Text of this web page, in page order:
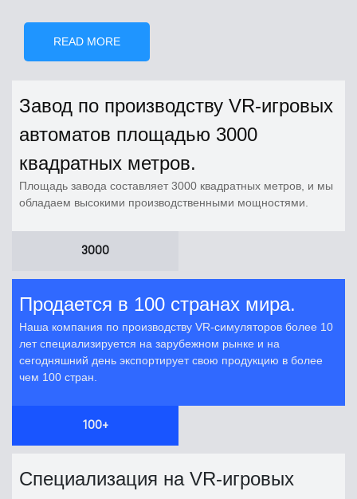
READ MORE
Завод по производству VR-игровых
автоматов площадью 3000
квадратных метров.
Площадь завода составляет 3000 квадратных метров, и мы
обладаем высокими производственными мощностями.
3000
Продается в 100 странах мира.
Наша компания по производству VR-симуляторов более 10
лет специализируется на зарубежном рынке и на
сегодняшний день экспортирует свою продукцию в более
чем 100 стран.
100+
Специализация на VR-игровых